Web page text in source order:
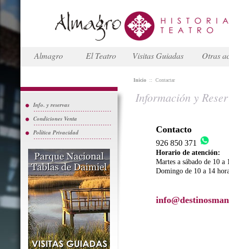
Almagro El Teatro Visitas Guiadas Otras
Info. y reservas
Condiciones Venta
Política Privacidad
Inicio :: Contactar
Información y
Contacto
926 850 371
Horario de atención:
Martes a sábado de 10 a
Domingo de 10 a 14